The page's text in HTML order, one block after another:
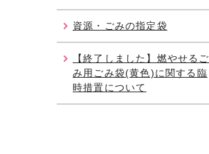
資源・ごみの指定袋
【終了しました】燃やせるご
み用ごみ袋(黄色)に関する臨
時措置について